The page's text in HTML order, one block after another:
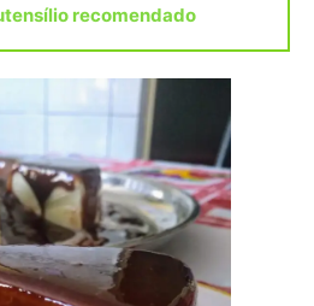
recomendado